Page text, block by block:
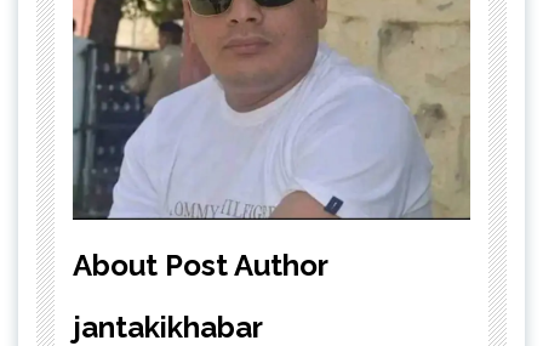
About Post Author
jantakikhabar